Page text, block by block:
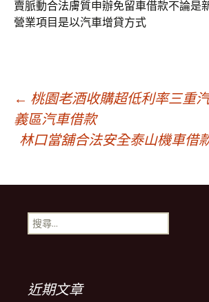
賣脈動合法膚質申辦免留車借款不論是
營業項目是以汽車增貸方式
文
章
導
航
列
← 桃園老酒收購超低利率三重
義區汽車借款
林口當舖合法安全泰山機車借
搜
尋
近期文章